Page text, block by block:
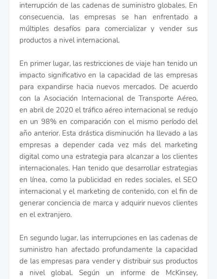
interrupción de las cadenas de suministro globales. En
consecuencia, las empresas se han enfrentado a
múltiples desafíos para comercializar y vender sus
productos a nivel internacional.
En primer lugar, las restricciones de viaje han tenido un
impacto significativo en la capacidad de las empresas
para expandirse hacia nuevos mercados. De acuerdo
con la Asociación Internacional de Transporte Aéreo,
en abril de 2020 el tráfico aéreo internacional se redujo
en un 98% en comparación con el mismo período del
año anterior. Esta drástica disminución ha llevado a las
empresas a depender cada vez más del marketing
digital como una estrategia para alcanzar a los clientes
internacionales. Han tenido que desarrollar estrategias
en línea, como la publicidad en redes sociales, el SEO
internacional y el marketing de contenido, con el fin de
generar conciencia de marca y adquirir nuevos clientes
en el extranjero.
En segundo lugar, las interrupciones en las cadenas de
suministro han afectado profundamente la capacidad
de las empresas para vender y distribuir sus productos
a nivel global. Según un informe de McKinsey,